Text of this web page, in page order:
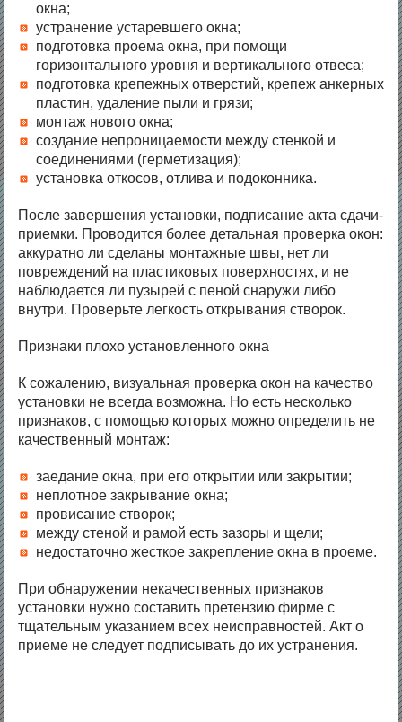
окна;
устранение устаревшего окна;
подготовка проема окна, при помощи
горизонтального уровня и вертикального отвеса;
подготовка крепежных отверстий, крепеж анкерных
пластин, удаление пыли и грязи;
монтаж нового окна;
создание непроницаемости между стенкой и
соединениями (герметизация);
установка откосов, отлива и подоконника.
После завершения установки, подписание акта сдачи-
приемки. Проводится более детальная проверка окон:
аккуратно ли сделаны монтажные швы, нет ли
повреждений на пластиковых поверхностях, и не
наблюдается ли пузырей с пеной снаружи либо
внутри. Проверьте легкость открывания створок.
Признаки плохо установленного окна
К сожалению, визуальная проверка окон на качество
установки не всегда возможна. Но есть несколько
признаков, с помощью которых можно определить не
качественный монтаж:
заедание окна, при его открытии или закрытии;
неплотное закрывание окна;
провисание створок;
между стеной и рамой есть зазоры и щели;
недостаточно жесткое закрепление окна в проеме.
При обнаружении некачественных признаков
установки нужно составить претензию фирме с
тщательным указанием всех неисправностей. Акт о
приеме не следует подписывать до их устранения.